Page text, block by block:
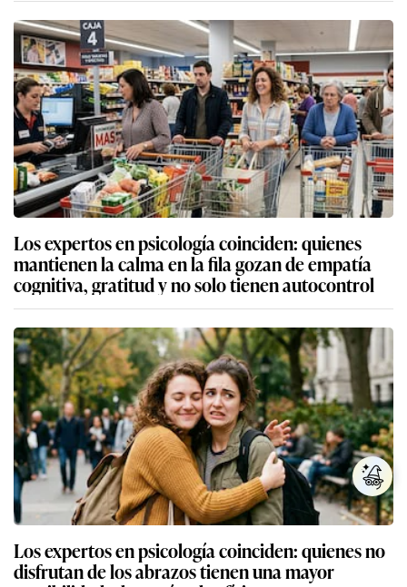
Los expertos en psicología coinciden: quienes
mantienen la calma en la fila gozan de empatía
cognitiva, gratitud y no solo tienen autocontrol
Los expertos en psicología coinciden: quienes no
disfrutan de los abrazos tienen una mayor